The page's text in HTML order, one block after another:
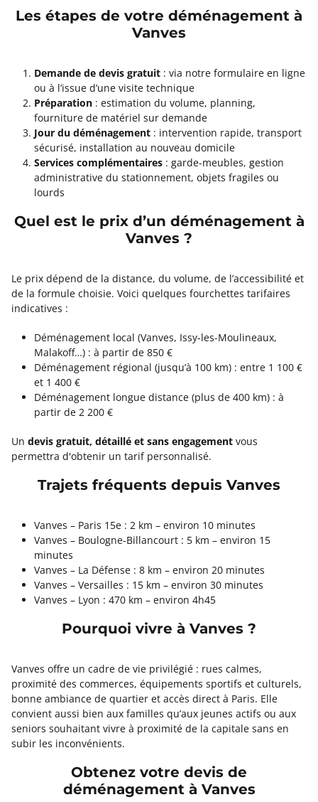
Les étapes de votre déménagement à
Vanves
Demande de devis gratuit : via notre formulaire en ligne
ou à l’issue d’une visite technique
Préparation : estimation du volume, planning,
fourniture de matériel sur demande
Jour du déménagement : intervention rapide, transport
sécurisé, installation au nouveau domicile
Services complémentaires : garde-meubles, gestion
administrative du stationnement, objets fragiles ou
lourds
Quel est le prix d’un déménagement à
Vanves ?
Le prix dépend de la distance, du volume, de l’accessibilité et
de la formule choisie. Voici quelques fourchettes tarifaires
indicatives :
Déménagement local (Vanves, Issy-les-Moulineaux,
Malakoff…) : à partir de 850 €
Déménagement régional (jusqu’à 100 km) : entre 1 100 €
et 1 400 €
Déménagement longue distance (plus de 400 km) : à
partir de 2 200 €
Un devis gratuit, détaillé et sans engagement vous
permettra d'obtenir un tarif personnalisé.
Trajets fréquents depuis Vanves
Vanves – Paris 15e : 2 km – environ 10 minutes
Vanves – Boulogne-Billancourt : 5 km – environ 15
minutes
Vanves – La Défense : 8 km – environ 20 minutes
Vanves – Versailles : 15 km – environ 30 minutes
Vanves – Lyon : 470 km – environ 4h45
Pourquoi vivre à Vanves ?
Vanves offre un cadre de vie privilégié : rues calmes,
proximité des commerces, équipements sportifs et culturels,
bonne ambiance de quartier et accès direct à Paris. Elle
convient aussi bien aux familles qu’aux jeunes actifs ou aux
seniors souhaitant vivre à proximité de la capitale sans en
subir les inconvénients.
Obtenez votre devis de
déménagement à Vanves